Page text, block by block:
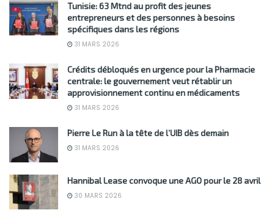
Tunisie: 63 Mtnd au profit des jeunes
entrepreneurs et des personnes à besoins
spécifiques dans les régions
31 MARS 2026
Crédits débloqués en urgence pour la Pharmacie
centrale: le gouvernement veut rétablir un
approvisionnement continu en médicaments
31 MARS 2026
Pierre Le Run à la tête de l’UIB dès demain
31 MARS 2026
Hannibal Lease convoque une AGO pour le 28 avril
30 MARS 2026